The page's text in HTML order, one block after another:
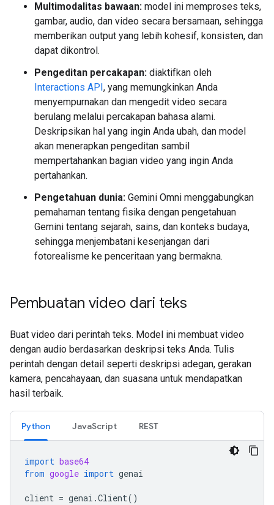
Multimodalitas bawaan: model ini memproses teks,
gambar, audio, dan video secara bersamaan, sehingga
memberikan output yang lebih kohesif, konsisten, dan
dapat dikontrol.
Pengeditan percakapan: diaktifkan oleh
Interactions API, yang memungkinkan Anda
menyempurnakan dan mengedit video secara
berulang melalui percakapan bahasa alami.
Deskripsikan hal yang ingin Anda ubah, dan model
akan menerapkan pengeditan sambil
mempertahankan bagian video yang ingin Anda
pertahankan.
Pengetahuan dunia: Gemini Omni menggabungkan
pemahaman tentang fisika dengan pengetahuan
Gemini tentang sejarah, sains, dan konteks budaya,
sehingga menjembatani kesenjangan dari
fotorealisme ke penceritaan yang bermakna.
Pembuatan video dari teks
Buat video dari perintah teks. Model ini membuat video
dengan audio berdasarkan deskripsi teks Anda. Tulis
perintah dengan detail seperti deskripsi adegan, gerakan
kamera, pencahayaan, dan suasana untuk mendapatkan
hasil terbaik.
Python JavaScript REST
import base64
from google import genai
client = genai .Client()